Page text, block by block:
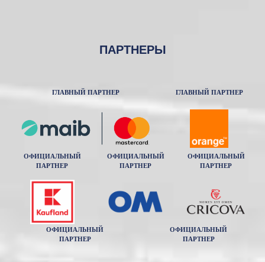
ПАРТНЕРЫ
ГЛАВНЫЙ ПАРТНЕР ГЛАВНЫЙ ПАРТНЕР
ОФИЦИАЛЬНЫЙ
ПАРТНЕР
ОФИЦИАЛЬНЫЙ
ПАРТНЕР
ОФИЦИАЛЬНЫЙ
ПАРТНЕР
ОФИЦИАЛЬНЫЙ
ПАРТНЕР
ОФИЦИАЛЬНЫЙ
ПАРТНЕР